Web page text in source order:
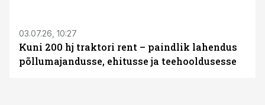
03.07.26, 10:27
Kuni 200 hj traktori rent – paindlik lahendus
põllumajandusse, ehitusse ja teehooldusesse